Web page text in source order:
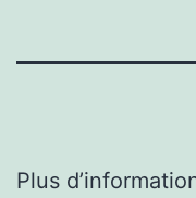
Plus